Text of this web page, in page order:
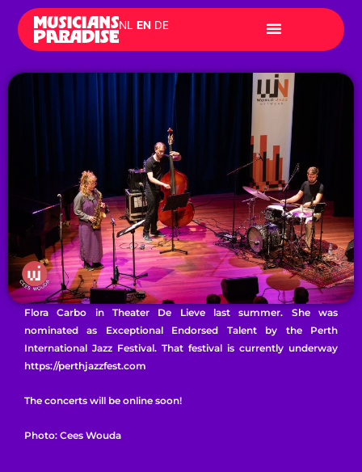
content
NL EN DE
Flora Carbo in Theater De Lieve last summer. She was
nominated as Exceptional Endorsed Talent by the Perth
International Jazz Festival. That festival is currently underway
https://perthjazzfest.com
The concerts will be online soon!
Photo: Cees Wouda